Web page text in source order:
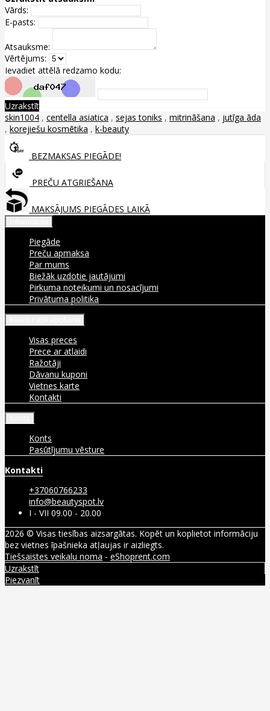
Vārds:
E-pasts:
Atsauksme:
Vērtējums:
Ievadiet attēlā redzamo kodu:
Uzrakstīt
skin1004 , centella asiatica , sejas toniks , mitrināšana , jutīga āda
, korejiešu kosmētika , k-beauty
BEZMAKSAS PIEGĀDE!
PREČU ATGRIEŠANA
MAKSĀJUMS PIEGĀDES LAIKĀ
Piegāde
Preču apmaksa
Par mums
Biežāk uzdotie jautājumi
Pirkuma noteikumi un nosacījumi
Privātuma politika
Visas preces
Prece ar atlaidi
Ražotāji
Dāvanu kuponi
Vietnes karte
Kontakti
Konts
Pasūtījumu vēsture
Kontakti
+37060766233
info@beautyspot.lv
I - VII 09.00 - 20.00
2026 © Visas tiesības aizsargātas. Kopēt un koplietot informāciju
bez vietnes īpašnieka atļaujas ir aizliegts.
Tiešsaistes veikalu noma - eShoprent.com
Uzrakstīt
Piezvanīt